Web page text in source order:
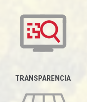
TRANSPARENCIA